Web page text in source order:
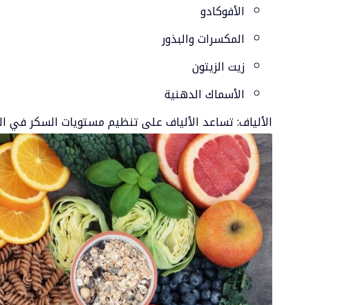
الأفوكادو
المكسرات والبذور
زيت الزيتون
الأسماك الدهنية
الألياف: تساعد الألياف على تنظيم مستويات السكر في